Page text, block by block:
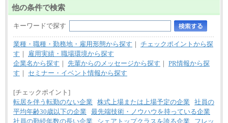
他の条件で検索
キーワードで探す
業種・職種・勤務地・雇用形態から探す ｜ チェックポイントから探
す ｜
雇用実績・職場環境から探す
企業名から探す ｜ 先輩からのメッセージから探す ｜ PR情報から探
す ｜ セミナー・イベント情報から探す
[チェックポイント]
転居を伴う転勤のない企業 株式上場または上場予定の企業 社員の
平均年齢30歳以下の企業 最先端技術・ノウハウを持っている企業
社員の勤続年数の長い企業
シェアトップクラスを誇る企業 フレッ